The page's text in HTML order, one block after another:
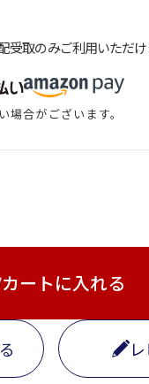
受取のみご利用いただけ
合がございます。
カートに入れる
レ